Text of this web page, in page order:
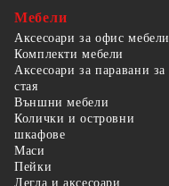
Мебели
Аксесоари за офис мебели
Комплекти мебели
Аксесоари за паравани за
стая
Външни мебели
Колички и островни
шкафове
Маси
Пейки
Легла и аксесоари